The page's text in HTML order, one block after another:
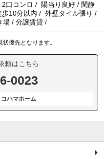
2口コンロ / 陽当り良好 / 閑静
歩10分以内 / 外壁タイル張り /
場 / 分譲賃貸 /
優先となります。
頼はこちら
0023
ハマホーム